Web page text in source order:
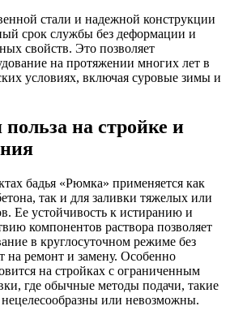
стали и надежной конструкции
срок службы без деформации и
свойств. Это позволяет
на протяжении многих лет в
условиях, включая суровые зимы и
на стройке и
бадья «Рюмка» применяется как
так и для заливки тяжелых или
Ее устойчивость к истиранию и
компонентов раствора позволяет
в круглосуточном режиме без
на ремонт и замену. Особенно
на стройках с ограниченным
где обычные методы подачи, такие
или невозможны.